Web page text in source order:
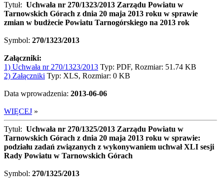
Tytuł: Uchwała nr 270/1323/2013 Zarządu Powiatu w
Tarnowskich Górach z dnia 20 maja 2013 roku w sprawie
zmian w budżecie Powiatu Tarnogórskiego na 2013 rok
Symbol: 270/1323/2013
Załączniki:
1) Uchwała nr 270/1323/2013 Typ: PDF, Rozmiar: 51.74 KB
2) Załączniki Typ: XLS, Rozmiar: 0 KB
Data wprowadzenia: 2013-06-06
WIĘCEJ »
Tytuł: Uchwała nr 270/1325/2013 Zarządu Powiatu w
Tarnowskich Górach z dnia 20 maja 2013 roku w sprawie:
podziału zadań związanych z wykonywaniem uchwał XLI sesji
Rady Powiatu w Tarnowskich Górach
Symbol: 270/1325/2013